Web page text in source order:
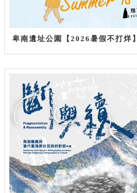
卑南遺址公園【2026暑假不打烊】